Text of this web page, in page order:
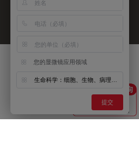
您的显微镜应用领域
生命科学：细胞、生物、病理、神经等
提交